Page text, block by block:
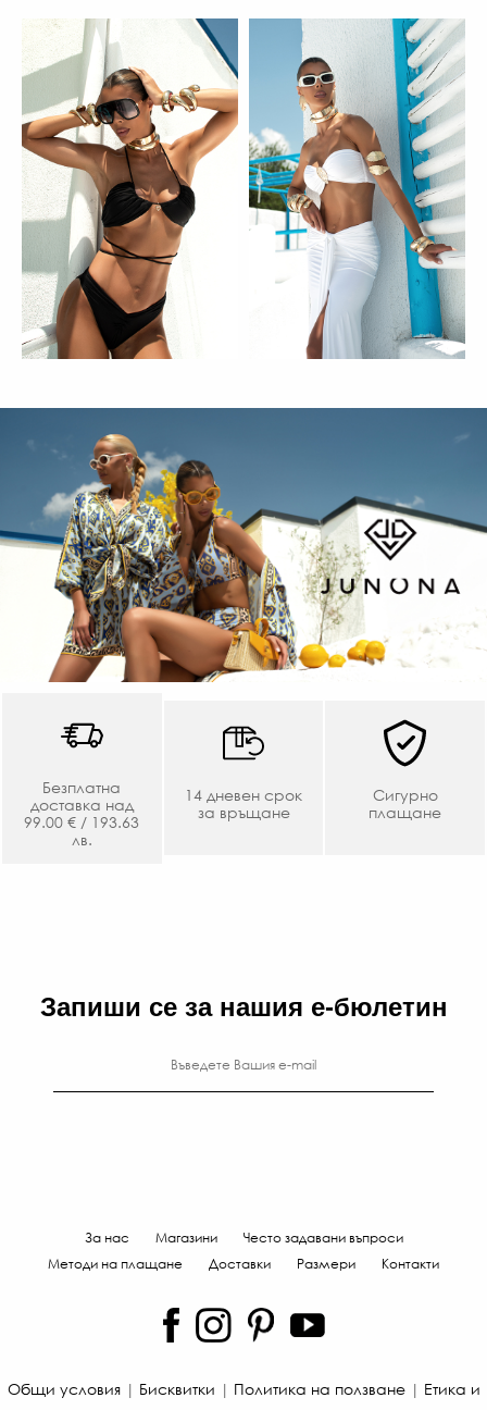
Безплатна
доставка над
99.00 € / 193.63
лв.
14 дневен срок
за връщане
Сигурно
плащане
Запиши се за нашия е-бюлетин
За нас Магазини
Често задавани въпроси
Методи на плащане
Доставки Размери Контакти
Общи условия| Бисквитки | Политика на ползване| Етика и